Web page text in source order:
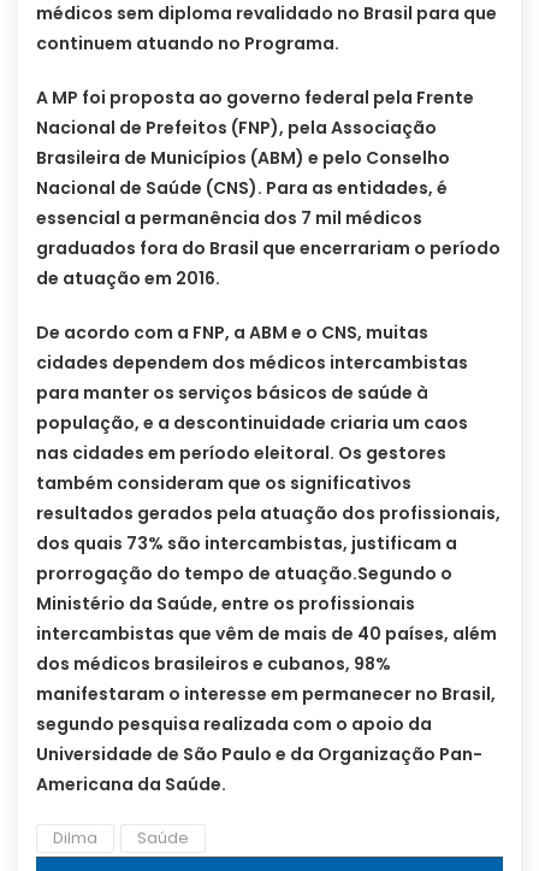
médicos sem diploma revalidado no Brasil para que
continuem atuando no Programa.
A MP foi proposta ao governo federal pela Frente
Nacional de Prefeitos (FNP), pela Associação
Brasileira de Municípios (ABM) e pelo Conselho
Nacional de Saúde (CNS). Para as entidades, é
essencial a permanência dos 7 mil médicos
graduados fora do Brasil que encerrariam o período
de atuação em 2016.
De acordo com a FNP, a ABM e o CNS, muitas
cidades dependem dos médicos intercambistas
para manter os serviços básicos de saúde à
população, e a descontinuidade criaria um caos
nas cidades em período eleitoral. Os gestores
também consideram que os significativos
resultados gerados pela atuação dos profissionais,
dos quais 73% são intercambistas, justificam a
prorrogação do tempo de atuação.Segundo o
Ministério da Saúde, entre os profissionais
intercambistas que vêm de mais de 40 países, além
dos médicos brasileiros e cubanos, 98%
manifestaram o interesse em permanecer no Brasil,
segundo pesquisa realizada com o apoio da
Universidade de São Paulo e da Organização Pan-
Americana da Saúde.
Dilma Saúde